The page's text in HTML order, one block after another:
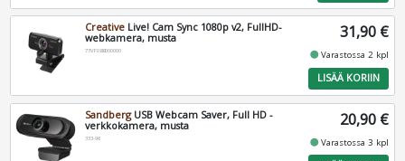
Creative Live! Cam Sync 1080p v2, FullHD-
webkamera, musta
73VF088000000
31,90 €
fiber_manual_recordVarastossa 2 kpl
LISÄÄ KORIIN
SandbergUSB Webcam Saver, Full HD -
verkkokamera, musta
333-96
20,90 €
fiber_manual_recordVarastossa 3 kpl